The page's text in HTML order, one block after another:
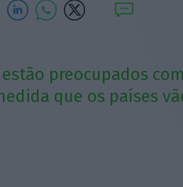
preocupados
que os países